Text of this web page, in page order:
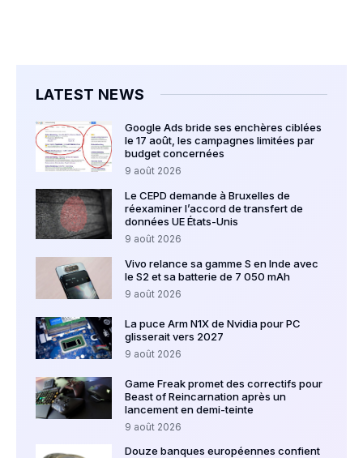
LATEST NEWS
Google Ads bride ses enchères ciblées
le 17 août, les campagnes limitées par
budget concernées
9 août 2026
Le CEPD demande à Bruxelles de
réexaminer l’accord de transfert de
données UE États-Unis
9 août 2026
Vivo relance sa gamme S en Inde avec
le S2 et sa batterie de 7 050 mAh
9 août 2026
La puce Arm N1X de Nvidia pour PC
glisserait vers 2027
9 août 2026
Game Freak promet des correctifs pour
Beast of Reincarnation après un
lancement en demi-teinte
9 août 2026
Douze banques européennes confient